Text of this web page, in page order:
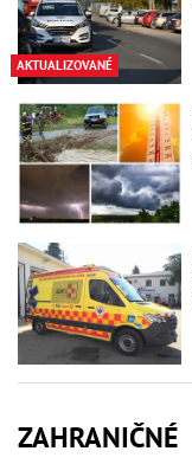
AKTUALIZOVANÉ
ZAHRANIČNÉ